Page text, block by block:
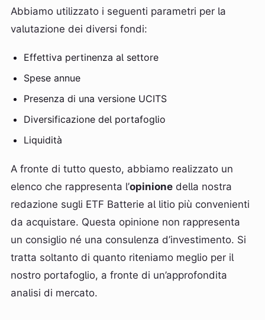
Abbiamo utilizzato i seguenti parametri per la
valutazione dei diversi fondi:
Effettiva pertinenza al settore
Spese annue
Presenza di una versione UCITS
Diversificazione del portafoglio
Liquidità
A fronte di tutto questo, abbiamo realizzato un
elenco che rappresenta l’opinione della nostra
redazione sugli ETF Batterie al litio più convenienti
da acquistare. Questa opinione non rappresenta
un consiglio né una consulenza d’investimento. Si
tratta soltanto di quanto riteniamo meglio per il
nostro portafoglio, a fronte di un’approfondita
analisi di mercato.